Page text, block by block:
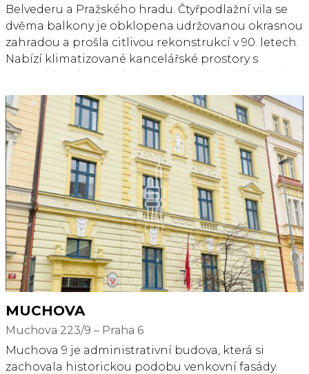
Belvederu a Pražského hradu. Čtyřpodlažní vila se
dvěma balkony je obklopena udržovanou okrasnou
zahradou a prošla citlivou rekonstrukcí v 90. letech.
Nabízí klimatizované kancelářské prostory s
recepcí, konferenčními místnostmi, kuchyňkami a
navíc k dispozici sprcha. K objektu náleží střežená
venkovní parkovací plocha pro 28 vozidel. Lokalita
je dobře dostupná městskou hromadnou dopravou
– v docházkové vzdálenosti se nachází tramvajová
zastávka Královský letohrádek, autobusové zastávky
i stanice metra Hradčanská (trasa A). Autem je
zajištěno přímé napojení na městský okruh. Cesta
na Letiště Václava Havla trvá přibližně 30 minut jak
autem, tak MHD.
MUCHOVA
Muchova 223/9 – Praha 6
Muchova 9 je administrativní budova, která si
zachovala historickou podobu venkovní fasády.